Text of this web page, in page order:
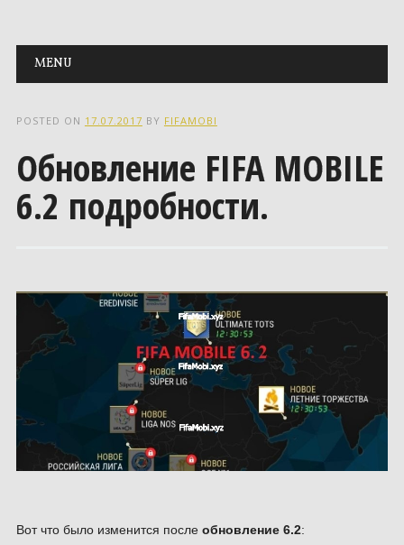
Main menu
Skip to content
MENU
POSTED ON 17.07.2017 BY FIFAMOBI
Обновление FIFA MOBILE
6.2 подробности.
Вот что было изменится после обновление 6.2: